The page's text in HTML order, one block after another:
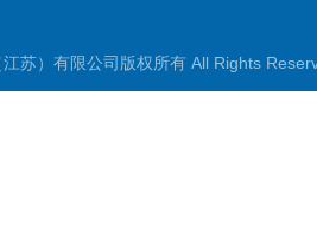
江苏）有限公司版权所有 All Rights